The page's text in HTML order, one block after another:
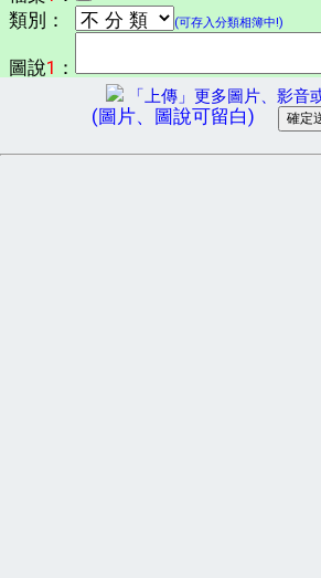
類別：
(可存入分類相簿中!)
圖說1 ：
「上傳」更多圖片、影音
(圖片、圖說可留白)